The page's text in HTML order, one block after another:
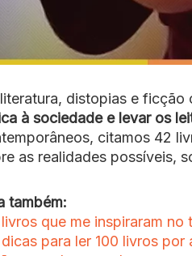
distopias e ficção
à sociedade e levar os
citamos 42
as realidades possíveis,
também:
que me inspiraram no
para ler 100 livros por